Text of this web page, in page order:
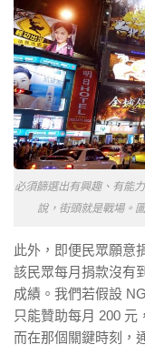
必須篩選出有興趣、有能
說，街頭就是戰場。
此外，即便民眾願意
該民眾每月捐款沒有
成績。我們若假設
只能贊助每月 200 元，
而在那個關鍵時刻，